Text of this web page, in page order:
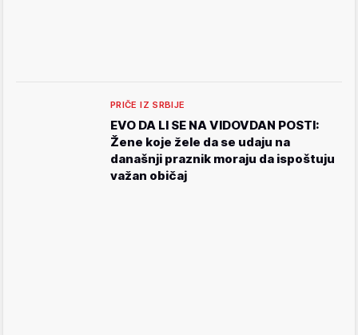
PRIČE IZ SRBIJE
EVO DA LI SE NA VIDOVDAN POSTI:
Žene koje žele da se udaju na
današnji praznik moraju da ispoštuju
važan običaj